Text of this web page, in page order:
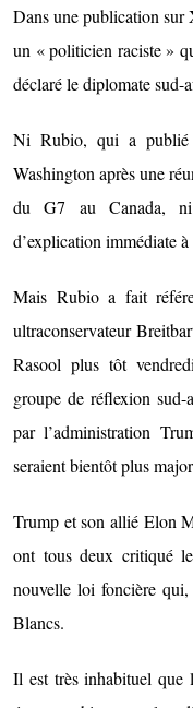
Dans une publication sur
un « politicien raciste »
déclaré le diplomate sud-
Ni Rubio, qui a publié
Washington après une
du G7 au Canada, ni
d’explication immédiate
Mais Rubio a fait
ultraconservateur
Rasool plus tôt
groupe de réflexion
par l’administration
seraient bientôt plus
Trump et son allié Elon
ont tous deux critiqué
nouvelle loi foncière
Blancs.
Il est très inhabituel que